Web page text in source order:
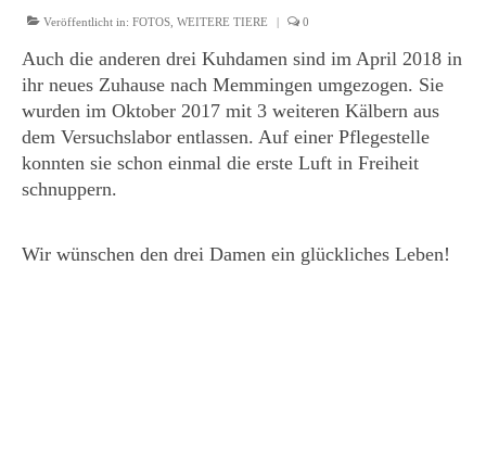
Veröffentlicht in: FOTOS WEITERE TIERE | 0
Auch die anderen drei Kuhdamen sind im April 2018 in
ihr neues Zuhause nach Memmingen umgezogen. Sie
wurden im Oktober 2017 mit 3 weiteren Kälbern aus
dem Versuchslabor entlassen. Auf einer Pflegestelle
konnten sie schon einmal die erste Luft in Freiheit
schnuppern.
Wir wünschen den drei Damen ein glückliches Leben!